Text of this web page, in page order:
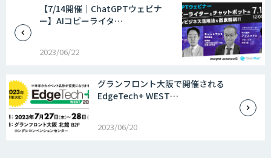
【7/14開催｜ChatGPTウェビナ
ー】AIコピーライタ…
2023/06/22
グランフロント大阪で開催される
EdgeTech+ WEST…
2023/06/20